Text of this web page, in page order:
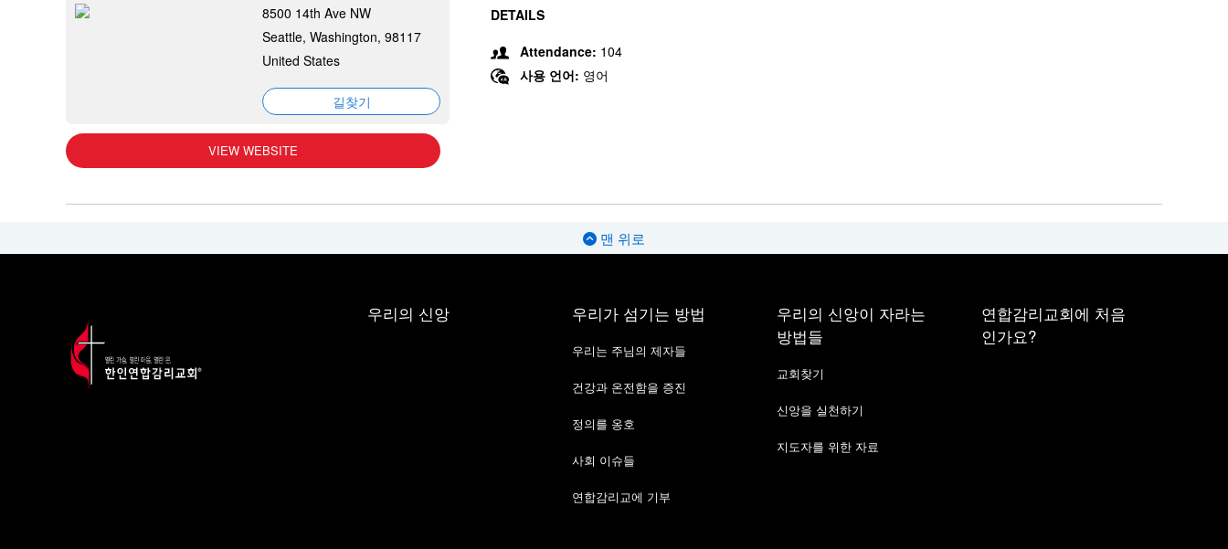
8500 14th Ave NW
Seattle, Washington, 98117
United States
길찾기
VIEW WEBSITE
DETAILS
Attendance: 104
사용 언어: 영어
맨 위로
우리의 신앙 우리가 섬기는 방법
우리는 주님의 제자들
건강과 온전함을 증진
정의를 옹호
사회 이슈들
연합감리교에 기부
우리의 신앙이 자라는
방법들
교회찾기
신앙을 실천하기
지도자를 위한 자료
연합감리교회에 처음
인가요?